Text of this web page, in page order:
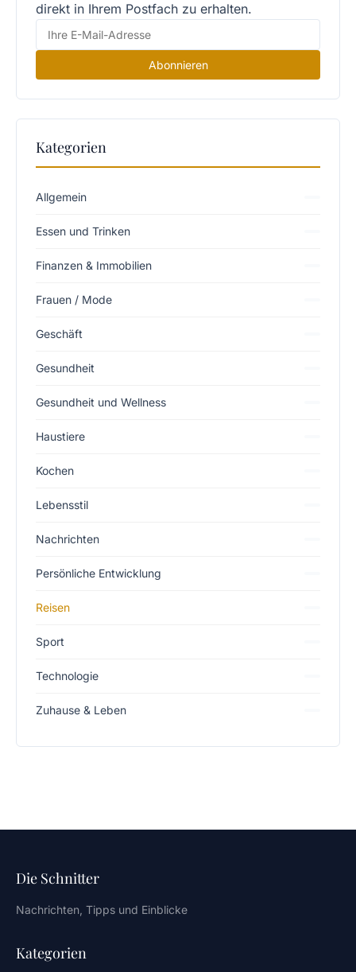
direkt in Ihrem Postfach zu erhalten.
Abonnieren
Kategorien
Allgemein
Essen und Trinken
Finanzen & Immobilien
Frauen / Mode
Geschäft
Gesundheit
Gesundheit und Wellness
Haustiere
Kochen
Lebensstil
Nachrichten
Persönliche Entwicklung
Reisen
Sport
Technologie
Zuhause & Leben
Die Schnitter
Nachrichten, Tipps und Einblicke
Kategorien